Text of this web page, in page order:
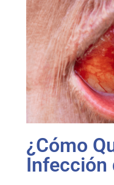
¿Cómo
Infección